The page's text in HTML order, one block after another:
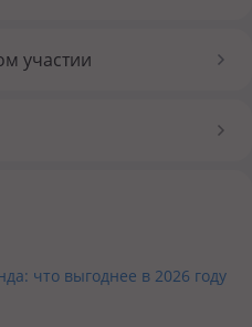
участии
что выгоднее в 2026 году